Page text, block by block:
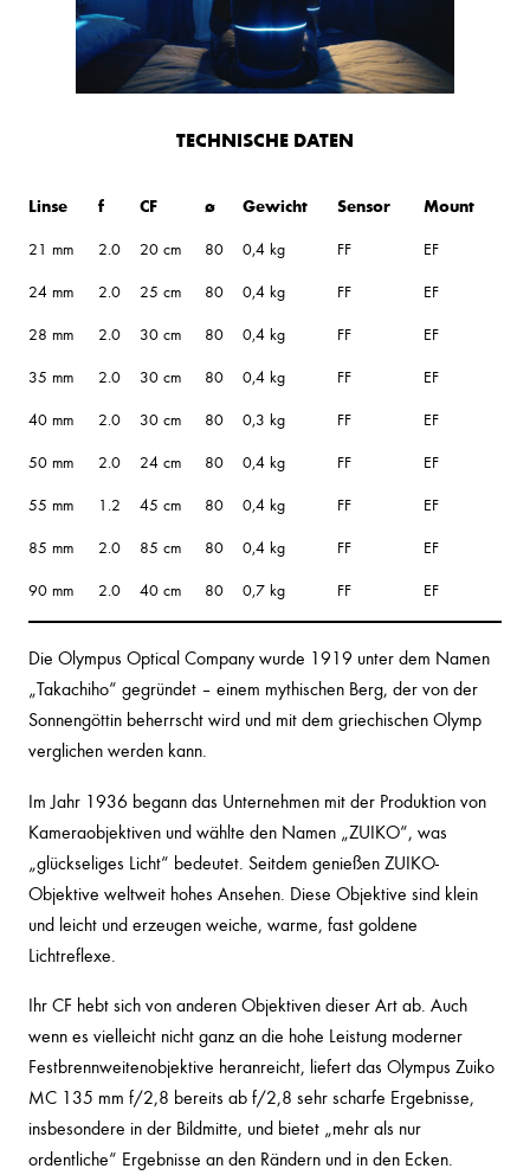
TECHNISCHE DATEN
Linse f CF ø Gewicht Sensor
Mount
21 mm
2.0 20 cm 80 0,4 kg FF
EF
24 mm
2.0 25 cm 80 0,4 kg FF
EF
28 mm
2.0 30 cm 80 0,4 kg FF
EF
35 mm
2.0 30 cm 80 0,4 kg FF
EF
40 mm
2.0 30 cm 80 0,3 kg FF
EF
50 mm
2.0 24 cm 80 0,4 kg FF
EF
55 mm
1.2 45 cm 80 0,4 kg FF
EF
85 mm
2.0 85 cm 80 0,4 kg FF
EF
90 mm
2.0 40 cm 80 0,7 kg FF EF
Die Olympus Optical Company wurde 1919 unter dem Namen
„Takachiho“ gegründet – einem mythischen Berg, der von der
Sonnengöttin beherrscht wird und mit dem griechischen Olymp
verglichen werden kann.
Im Jahr 1936 begann das Unternehmen mit der Produktion von
Kameraobjektiven und wählte den Namen „ZUIKO“, was
„glückseliges Licht“ bedeutet. Seitdem genießen ZUIKO-
Objektive weltweit hohes Ansehen. Diese Objektive sind klein
und leicht und erzeugen weiche, warme, fast goldene
Lichtreflexe.
Ihr CF hebt sich von anderen Objektiven dieser Art ab. Auch
wenn es vielleicht nicht ganz an die hohe Leistung moderner
Festbrennweitenobjektive heranreicht, liefert das Olympus Zuiko
MC 135 mm f/2,8 bereits ab f/2,8 sehr scharfe Ergebnisse,
insbesondere in der Bildmitte, und bietet „mehr als nur
ordentliche“ Ergebnisse an den Rändern und in den Ecken.